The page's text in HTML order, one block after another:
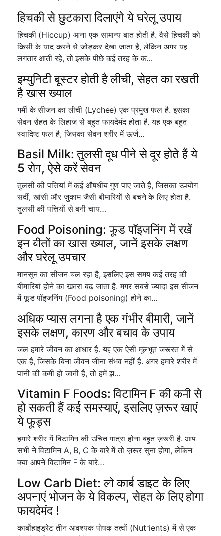
हिचकी से छुटकारा दिलाएंगे ये घरेलू उपाय
हिचकी (Hiccup) आना एक सामान्य बात होती है. वैसे हिचकी को
किसी के याद करने से जोड़कर देखा जाता है, लेकिन अगर यह
लगतार आती रहे, तो इसके पीछे कई तरह के क…
इम्युनिटी बूस्टर होती है लीची, सेहत का रखती
है खास ख्याल
गर्मी के सीजन का लीची (Lychee) एक प्रमुख फल है. इसका
सेवन सेहत के लिहाज से बहुत फायदेमंद होता है. यह एक बहुत
स्वादिष्ट फल है, जिसका सेवन शरीर में ऊर्ज…
Basil Milk: तुलसी दूध पीने से दूर होते हैं ये
5 रोग, ऐसे करें सेवन
तुलसी की पत्तियां में कई औषधीय गुण पाए जाते हैं, जिसका उपयोग
सर्दी, खांसी और जुकाम जैसी बीमारियों से बचने के लिए होता है.
तुलसी की पत्तियों से बनी चाय…
Food Poisoning: फूड पॉइजनिंग में रखें
इन बीतों का खास ख्याल, जानें इसके लक्षण
और घरेलू उपचार
मानसून का सीजन चल रहा है, इसलिए इस समय कई तरह की
बीमारियां होने का खतरा बढ़ जाता है. मगर सबसे ज्यादा इस सीजन
में फूड पॉइजनिंग (Food poisoning) होने का…
अधिक प्यास लगना है एक गंभीर बीमारी, जानें
इसके लक्षण, कारण और बचाव के उपाय
जल हमारे जीवन का आधार है. यह एक ऐसी मूलभूत जरूरत में से
एक है, जिसके बिना जीवन जीना संभव नहीं है. अगर हमारे शरीर में
पानी की कमी हो जाती है, तो हमें झ…
Vitamin F Foods: विटामिन F की कमी से
हो सकती हैं कई समस्याएं, इसलिए ज़रूर खाएं
ये फूड्स
हमारे शरीर में विटामिन की उचित मात्रा होना बहुत ज़रूरी है. आप
सभी ने विटामिन A, B, C के बारे में तो ज़रूर सुना होगा, लेकिन
क्या आपने विटामिन F के बारे…
Low Carb Diet: लो कार्ब डाइट के लिए
अपनाएं भोजन के ये विकल्प, सेहत के लिए होगा
फायदेमंद !
कार्बोहाइड्रेट तीन आवश्यक पोषक तत्वों (Nutrients) में से एक